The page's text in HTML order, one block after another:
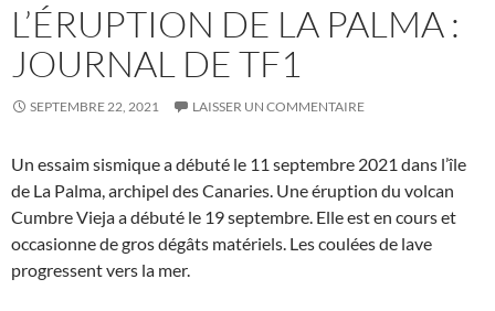
L’ÉRUPTION DE LA PALMA :
JOURNAL DE TF1
SEPTEMBRE 22, 2021 LAISSER UN COMMENTAIRE
Un essaim sismique a débuté le 11 septembre 2021 dans l’île
de La Palma, archipel des Canaries. Une éruption du volcan
Cumbre Vieja a débuté le 19 septembre. Elle est en cours et
occasionne de gros dégâts matériels. Les coulées de lave
progressent vers la mer.